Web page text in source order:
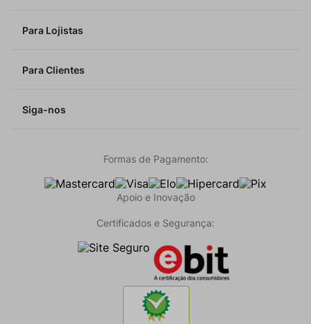
Para Lojistas
Para Clientes
Siga-nos
Formas de Pagamento:
Apoio e Inovação
Certificados e Segurança: